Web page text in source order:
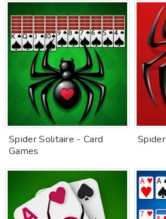
Spider Solitaire - Card
Games